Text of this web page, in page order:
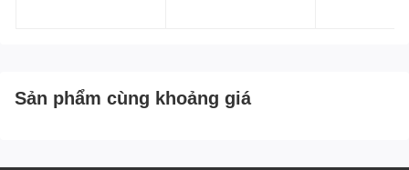
Sản phẩm cùng khoảng giá